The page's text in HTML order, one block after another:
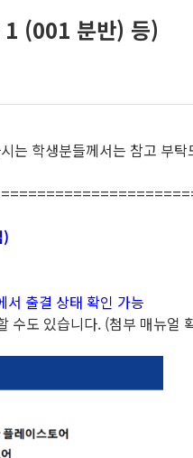
1 (001 분반) 등)
는 학생분들께서는 참고 부탁
서 출결 상태 확인 가능
수도 있습니다. (첨부 매뉴얼